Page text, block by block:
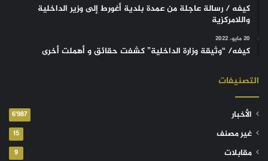
كيفه / رسالة عاجلة من عمدة بلدية أغورط إلى وزير الداخلية
واللامركزية
20 مايو، 2022
كيفه/ “وثيقة وزارة الداخلية” كشفت حقائق و أهملت أخرى
التصنيفات
الأخبار 6٬987
غير مصنف 15
مقابلات 9